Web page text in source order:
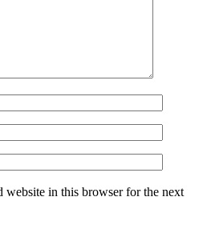
website in this browser for the next